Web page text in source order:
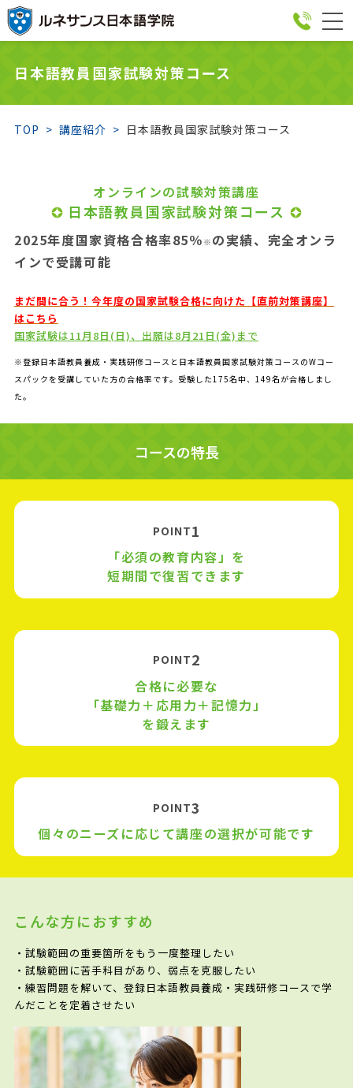
日本語教員国家試験対策コース
TOP 講座紹介 日本語教員国家試験対策コース
オンラインの試験対策講座
日本語教員国家試験対策コース
2025年度国家資格合格率85％ ※ の実績、完全オンラ
インで受講可能
まだ間に合う！今年度の国家試験合格に向けた【直前対策講座】
はこちら
国家試験は11月8日(日)、出願は8月21日(金)まで
※登録日本語教員養成・実践研修コースと日本語教員国家試験対策コースのWコー
スパックを受講していた方の合格率です。受験した175名中、149名が合格しまし
た。
コースの特長
POINT1
「必須の教育内容」を
短期間で復習できます
POINT2
合格に必要な
「基礎力＋応用力＋記憶力」
を鍛えます
POINT3
個々のニーズに応じて講座の選択が可能です
こんな方におすすめ
・試験範囲の重要箇所をもう一度整理したい
・試験範囲に苦手科目があり、弱点を克服したい
・練習問題を解いて、登録日本語教員養成・実践研修コースで学
んだことを定着させたい